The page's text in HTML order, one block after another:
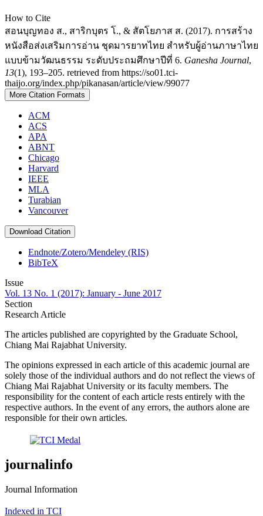
How to Cite
สอนบุญทอง ส., สาริกบุตร โ., & สัตโยภาส ส. (2017). การสร้าง
หนังสือส่งเสริมการอ่าน ชุดมารยาทไทย สำหรับผู้อ่านภาษาไทย
แบบข้ามวัฒนธรรม ระดับประถมศึกษาปีที่ 6. Ganesha Journal,
13(1), 193–205. retrieved from https://so01.tci-
thaijo.org/index.php/pikanasan/article/view/99077
More Citation Formats
ACM
ACS
APA
ABNT
Chicago
Harvard
IEEE
MLA
Turabian
Vancouver
Download Citation
Endnote/Zotero/Mendeley (RIS)
BibTeX
Issue
Vol. 13 No. 1 (2017): January - June 2017
Section
Research Article
The articles published are copyrighted by the Graduate School,
Chiang Mai Rajabhat University.
The opinions expressed in each article of this academic journal are
solely those of the individual authors and do not reflect the views of
Chiang Mai Rajabhat University or its faculty members. The
responsibility for the content of each article rests entirely with the
respective authors. In the event of any errors, the authors alone are
responsible for their own articles.
journalinfo
Journal Information
Indexed in TCI